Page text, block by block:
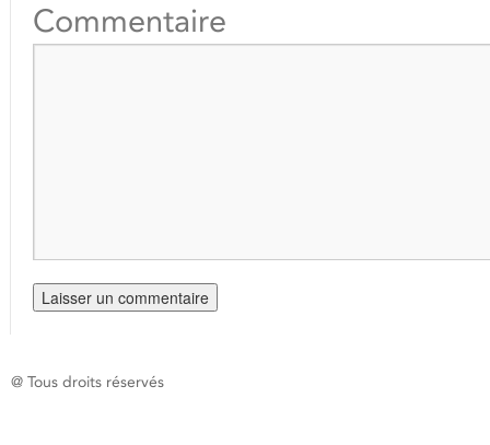
Commentaire
@ Tous droits réservés